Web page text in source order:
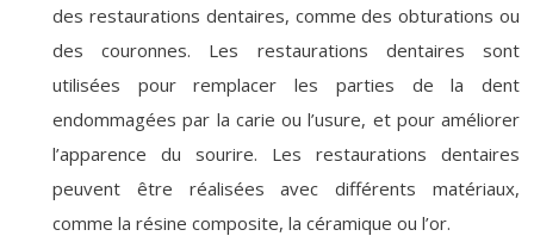
des restaurations dentaires, comme des obturations ou
des couronnes. Les restaurations dentaires sont
utilisées pour remplacer les parties de la dent
endommagées par la carie ou l’usure, et pour améliorer
l’apparence du sourire. Les restaurations dentaires
peuvent être réalisées avec différents matériaux,
comme la résine composite, la céramique ou l’or.